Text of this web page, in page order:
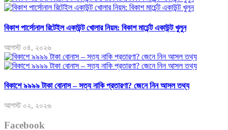
বিকাশ পার্সোনাল রিটেইল একাউন্ট খোলার নিয়ম: বিকাশ মার্চেন্ট একাউন্ট খুলুন
আগস্ট ০৪, ২০২৬
বিকাশে ৯৯৯৯ টাকা বোনাস – সত্য নাকি প্রতারণা? জেনে নিন আসল তথ্য
আগস্ট ০২, ২০২৬
Facebook